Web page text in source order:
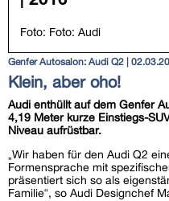
Genfer Autosalon: Audi Q2 |
Klein, aber oho!
Audi enthüllt auf dem Genfer
4,19 Meter kurze Einstiegs-
Niveau aufrüstbar.
„Wir haben für den Audi Q2
Formensprache mit
präsentiert sich so als
Familie“, so Audi Designchef